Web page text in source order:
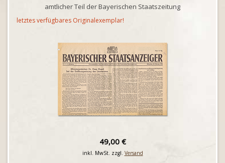
amtlicher Teil der Bayerischen Staatszeitung
letztes verfügbares Originalexemplar!
49,00 €
inkl. MwSt. zzgl. Versand